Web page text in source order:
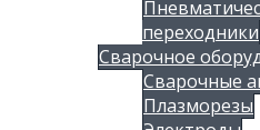
переходники
Сварочное
Сварочные
Плазморезы